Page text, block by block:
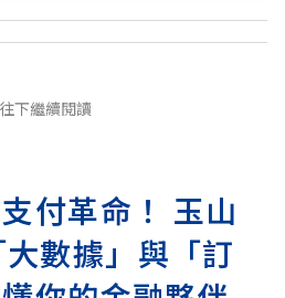
下繼續閱讀
付革命！ 玉山
數據」與「訂